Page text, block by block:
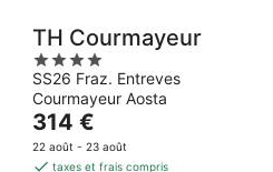
TH Courmayeur
4
out
of
5
SS26 Fraz. Entreves
Courmayeur Aosta
Le
prix
est
314 €
22 août - 23 août
taxes et frais compris